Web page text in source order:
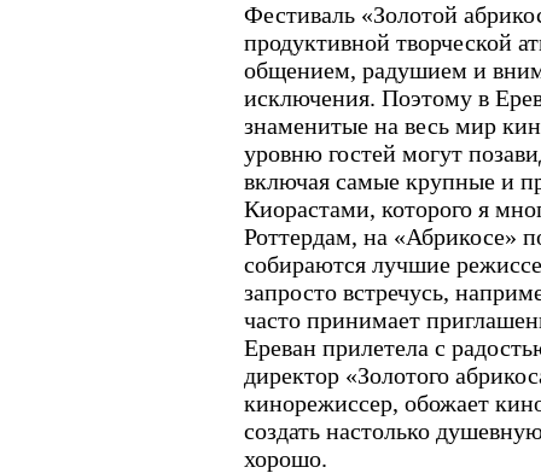
Фестиваль «Золотой
продуктивной творческой
общением, радушием и
исключения. Поэтому в
знаменитые на весь мир
уровню гостей могут
включая самые крупные и
Киорастами, которого я
Роттердам, на «Абрикосе»
собираются лучшие
запросто встречусь,
часто принимает
Ереван прилетела с
директор «Золотого
кинорежиссер, обожает
создать настолько
хорошо.